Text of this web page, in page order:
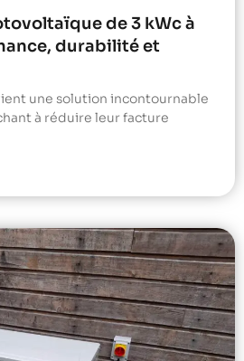
de 3 kWc à
durabilité et
une solution incontournable
à réduire leur facture